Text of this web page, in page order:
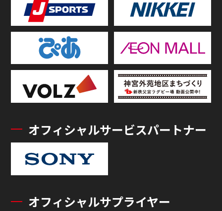
オフィシャルサービスパートナー
オフィシャルサプライヤー